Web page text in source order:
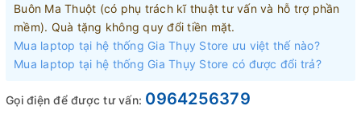
Buôn Ma Thuột (có phụ trách kĩ thuật tư vấn và hỗ trợ phần
mềm). Quà tặng không quy đổi tiền mặt.
Mua laptop tại hệ thống Gia Thụy Store ưu việt thế nào?
Mua laptop tại hệ thống Gia Thụy Store có được đổi trả?
Gọi điện để được tư vấn: 0964256379